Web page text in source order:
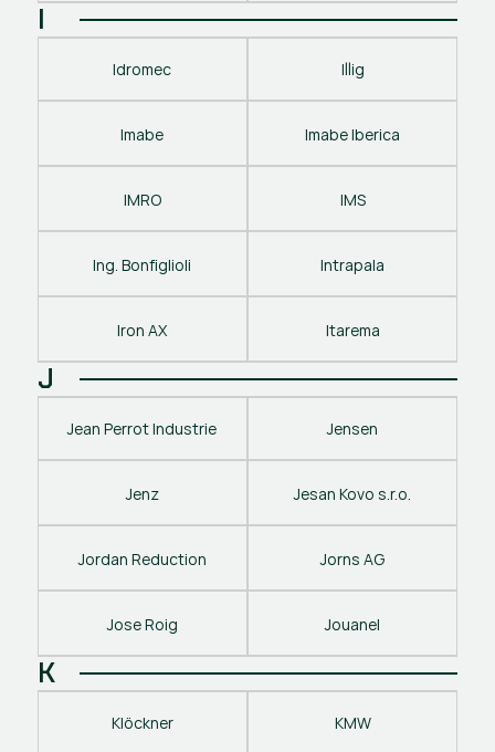
I
Idromec Illig
Imabe Imabe Iberica
IMRO IMS
Ing. Bonfiglioli Intrapala
Iron AX Itarema
J
Jean Perrot Industrie Jensen
Jenz Jesan Kovo s.r.o.
Jordan Reduction Jorns AG
Jose Roig Jouanel
K
Klöckner KMW